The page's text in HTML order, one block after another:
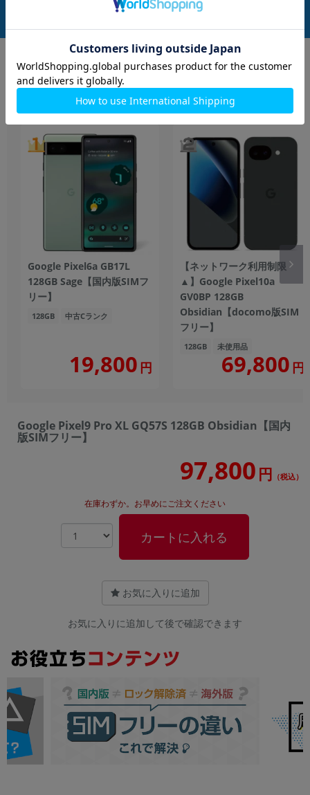
Google Pixel もっと見る
Google Pixel6a GB17L
128GB Sage【国内版SIMフ
リー】
128GB 中古Cランク
19,800 円
【ネットワーク利用制限
▲】Google Pixel10a
GV0BP 128GB
Obsidian【docomo版SIM
フリー】
128GB 未使用品
69,800 円
Google Pixel9 Pro XL GQ57S 128GB Obsidian【国内
版SIMフリー】
97,800 円 （税込）
在庫わずか。お早めにご注文ください
カートに入れる
お気に入りに追加
お気に入りに追加して後で確認できます